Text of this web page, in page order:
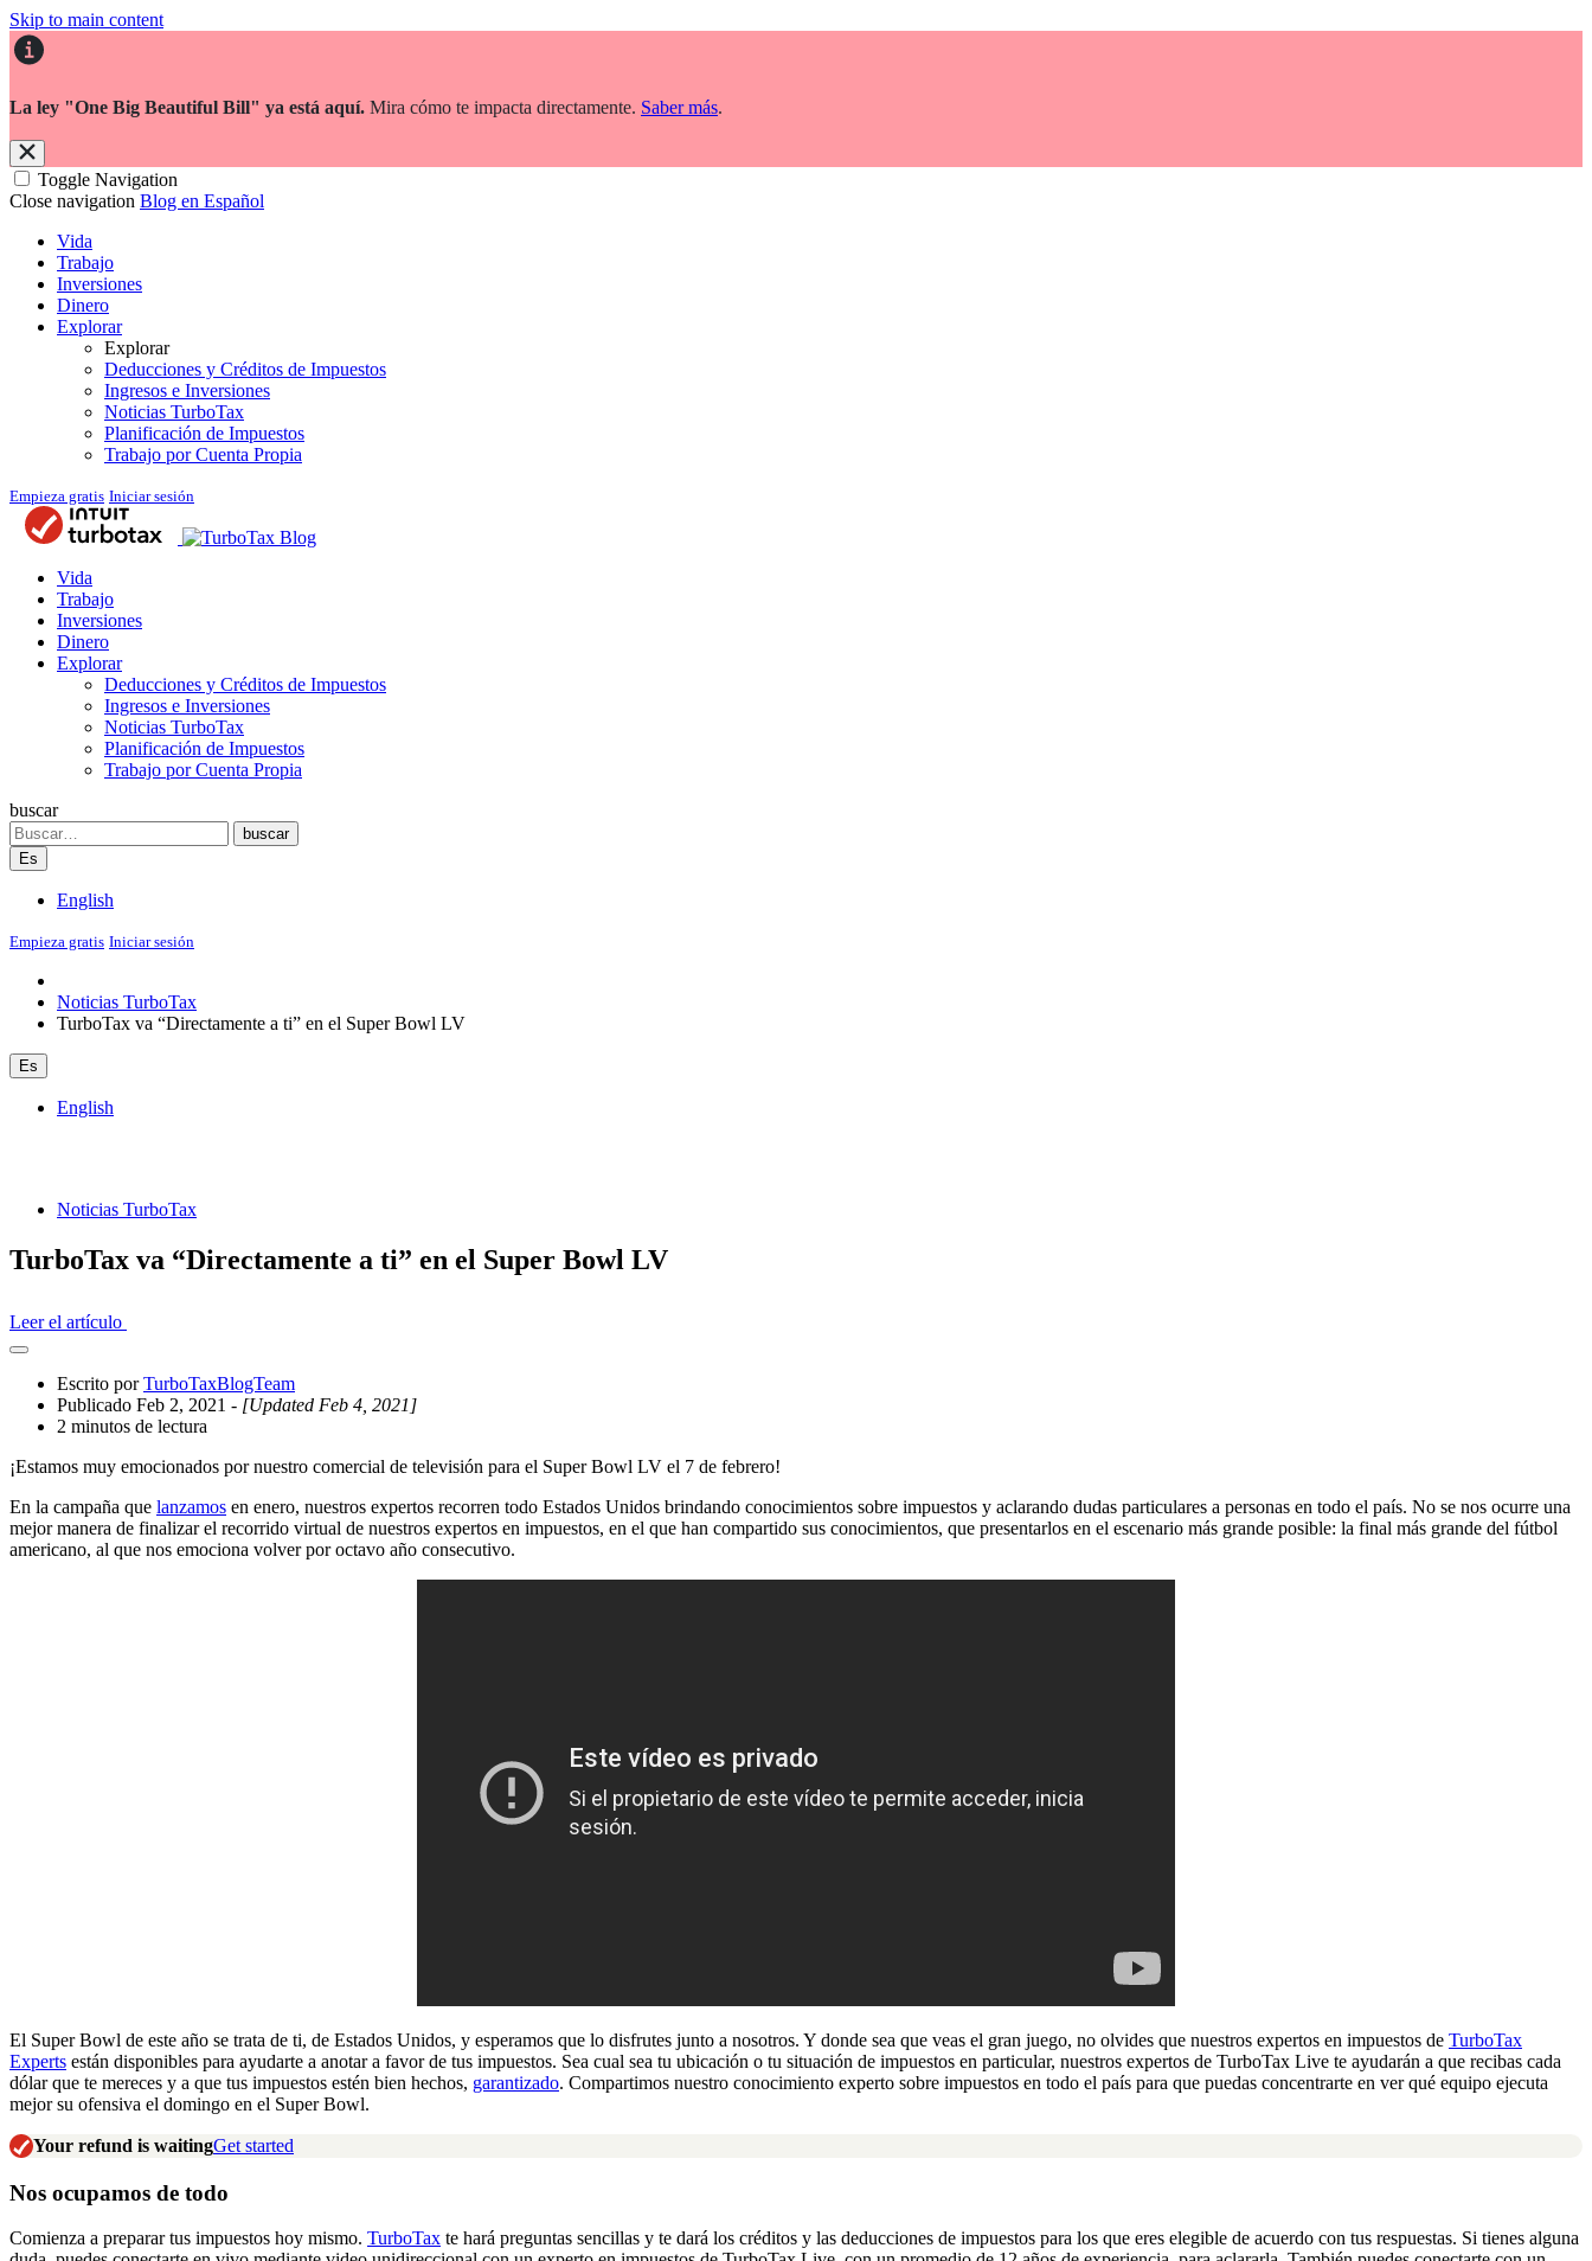
Skip to main content
La ley "One Big Beautiful Bill" ya está aquí. Mira cómo te impacta directamente. Saber más.
Toggle Navigation
Close navigation Blog en Español
Vida
Trabajo
Inversiones
Dinero
Explorar
Explorar
Deducciones y Créditos de Impuestos
Ingresos e Inversiones
Noticias TurboTax
Planificación de Impuestos
Trabajo por Cuenta Propia
Empieza gratis Iniciar sesión
Blog
Vida
Trabajo
Inversiones
Dinero
Explorar
Deducciones y Créditos de Impuestos
Ingresos e Inversiones
Noticias TurboTax
Planificación de Impuestos
Trabajo por Cuenta Propia
buscar
Search
buscar
Es
English
Empieza gratis Iniciar sesión
Noticias TurboTax
TurboTax va “Directamente a ti” en el Super Bowl LV
Es
English
Noticias TurboTax
TurboTax va “Directamente a ti” en el Super Bowl LV
Leer el artículo
Abrir
cajón
compartido
Escrito porTurboTaxBlogTeam
Publicado Feb 2, 2021 - [Updated Feb 4, 2021]
2 minutos de lectura
¡Estamos muy emocionados por nuestro comercial de televisión para el Super Bowl LV el 7 de febrero!
En la campaña que lanzamos en enero, nuestros expertos recorren todo Estados Unidos brindando conocimientos sobre impuestos y aclarando dudas particulares a personas en todo el país. No se nos ocurre una
mejor manera de finalizar el recorrido virtual de nuestros expertos en impuestos, en el que han compartido sus conocimientos, que presentarlos en el escenario más grande posible: la final más grande del fútbol
americano, al que nos emociona volver por octavo año consecutivo.
El Super Bowl de este año se trata de ti, de Estados Unidos, y esperamos que lo disfrutes junto a nosotros. Y donde sea que veas el gran juego, no olvides que nuestros expertos en impuestos de TurboTax
Experts están disponibles para ayudarte a anotar a favor de tus impuestos. Sea cual sea tu ubicación o tu situación de impuestos en particular, nuestros expertos de TurboTax Live te ayudarán a que recibas cada
dólar que te mereces y a que tus impuestos estén bien hechos, garantizado. Compartimos nuestro conocimiento experto sobre impuestos en todo el país para que puedas concentrarte en ver qué equipo ejecuta
mejor su ofensiva el domingo en el Super Bowl.
Your refund is waitingGet started
Nos ocupamos de todo
Comienza a preparar tus impuestos hoy mismo. TurboTax te hará preguntas sencillas y te dará los créditos y las deducciones de impuestos para los que eres elegible de acuerdo con tus respuestas. Si tienes alguna